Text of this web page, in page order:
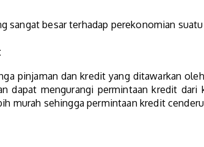
sangat besar terhadap perekonomian
pinjaman dan kredit yang ditawarkan
dapat mengurangi permintaan kredit
murah sehingga permintaan kredit